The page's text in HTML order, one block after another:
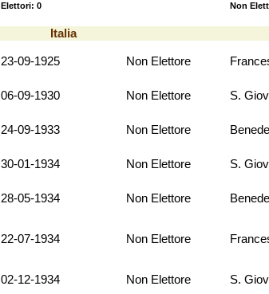
Elettori: 0 Non
Italia
23-09-1925 Non Elettore
06-09-1930 Non Elettore S.
24-09-1933 Non Elettore
30-01-1934 Non Elettore S.
28-05-1934 Non Elettore
22-07-1934 Non Elettore
02-12-1934 Non Elettore S.